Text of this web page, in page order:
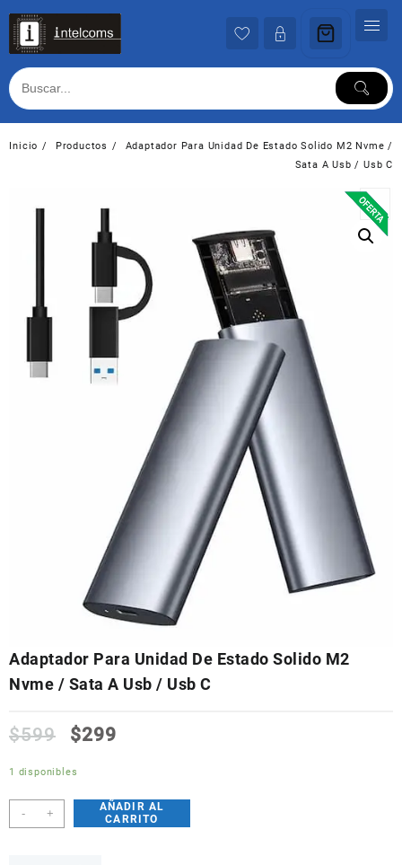
contenido
Inicio Productos
Adaptador Para Unidad De Estado Solido M2 Nvme /
Sata A Usb / Usb C
→
Adaptador Para Unidad De Estado Solido M2
Nvme / Sata A Usb / Usb C
$599 $299
1 disponibles
-
Adaptador
Para
+
AÑADIR AL
CARRITO